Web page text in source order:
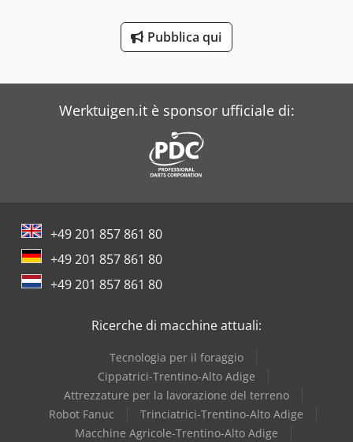
Dr. Boy
Pubblica qui
Werktuigen.it è sponsor ufficiale di:
+49 201 857 861 80
+49 201 857 861 80
+49 201 857 861 80
Ricerche di macchine attuali:
Tecnologia per il foraggio
Cippatrici-Trentino-Alto Adige
Attrezzature per la lavorazione del terreno
Robot Fanuc
Trinciatrici-Trentino-Alto Adige
Macchine Agricole-Trentino-Alto Adige